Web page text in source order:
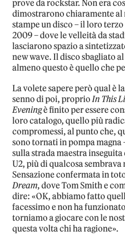
prove da rockstar. Non era
dimostrarono chiaramente al
stampe un disco – il loro
2009 – dove le velleità da
lasciarono spazio a
new wave. Il disco sbagliato
almeno questo è quello che
La volete sapere però qual è
senno di poi, proprioIn This
Eveningè finito per essere
loro catalogo, quello più
compromessi, al punto che,
sono tornati in pompa magna
sulla strada maestra
U2, più di qualcosa
Sensazione confermata in
Dream, dove Tom Smith e
dire: «OK, abbiamo fatto
facessimo e non ha
torniamo a giocare con le
questa volta chi ha ragione».